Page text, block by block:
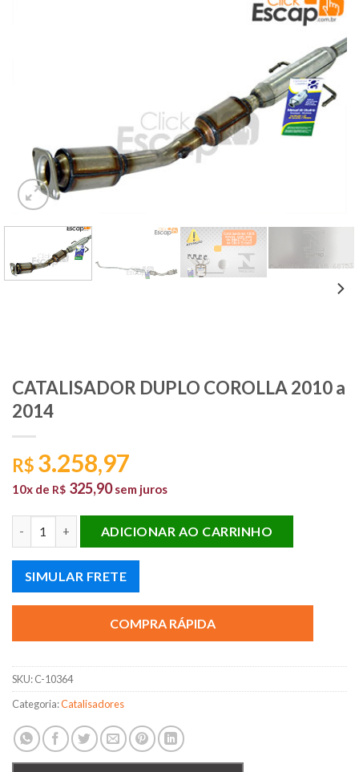
CATALISADOR DUPLO COROLLA 2010 a
2014
R$ 3.258,97
10x de R$ 325,90 sem juros
ADICIONAR AO CARRINHO
SIMULAR FRETE
COMPRA RÁPIDA
SKU:C-10364
Categoria:Catalisadores